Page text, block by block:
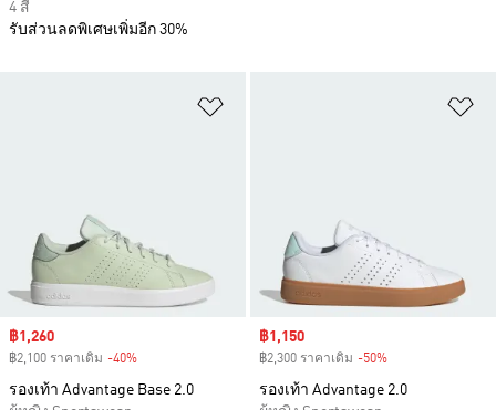
Sale price
฿1,260
฿2,100 ราคาเดิม -40%
รองเท้า Advantage Base 2.0
Sale price
฿1,150
฿2,300 ราคาเดิม -50%
รองเท้า Advantage 2.0
4 สี
รับส่วนลดพิเศษเพิ่มอีก 30%